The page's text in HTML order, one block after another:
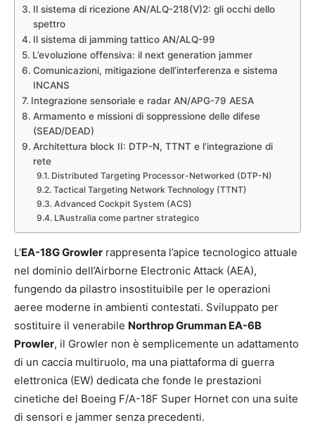
Il sistema di ricezione AN/ALQ-218(V)2: gli occhi dello
spettro
Il sistema di jamming tattico AN/ALQ-99
L’evoluzione offensiva: il next generation jammer
Comunicazioni, mitigazione dell’interferenza e sistema
INCANS
Integrazione sensoriale e radar AN/APG-79 AESA
Armamento e missioni di soppressione delle difese
(SEAD/DEAD)
Architettura block II: DTP-N, TTNT e l’integrazione di
rete
Distributed Targeting Processor-Networked (DTP-N)
Tactical Targeting Network Technology (TTNT)
Advanced Cockpit System (ACS)
L’Australia come partner strategico
L’EA-18G Growler rappresenta l’apice tecnologico attuale
nel dominio dell’Airborne Electronic Attack (AEA),
fungendo da pilastro insostituibile per le operazioni
aeree moderne in ambienti contestati. Sviluppato per
sostituire il venerabile Northrop Grumman EA-6B
Prowler, il Growler non è semplicemente un adattamento
di un caccia multiruolo, ma una piattaforma di guerra
elettronica (EW) dedicata che fonde le prestazioni
cinetiche del Boeing F/A-18F Super Hornet con una suite
di sensori e jammer senza precedenti.